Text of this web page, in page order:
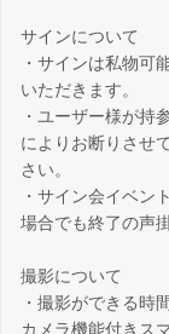
サインについて
・サインは私物可
いただきます。
・ユーザー様が持
によりお断りさせ
さい。
・サイン会イベン
場合でも終了の声
撮影について
・撮影ができる時
カメラ機能付きス